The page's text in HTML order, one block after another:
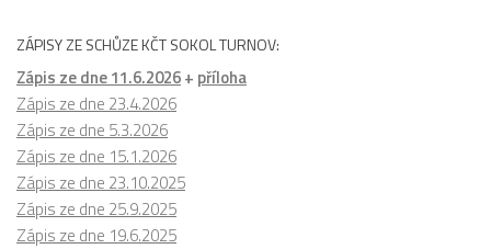
ZÁPISY ZE SCHŮZE KČT SOKOL TURNOV:
Zápis ze dne 11.6.2026+ příloha
Zápis ze dne 23.4.2026
Zápis ze dne 5.3.2026
Zápis ze dne 15.1.2026
Zápis ze dne 23.10.2025
Zápis ze dne 25.9.2025
Zápis ze dne 19.6.2025